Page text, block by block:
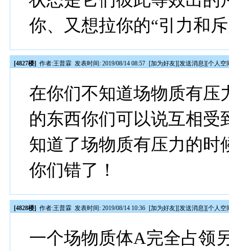
你、又想拉你的“引力和
[4827楼] 作者:王普霖 发表时间: 2019/08/14 08:57 [加为好友][发送消息][个人空
在你们不知道场物质有压
的东西你们可以说互相受
知道了场物质有压力的时
你们错了！
[4828楼] 作者:王普霖 发表时间: 2019/08/14 10:36 [加为好友][发送消息][个人空
一个场物质体A完全占领